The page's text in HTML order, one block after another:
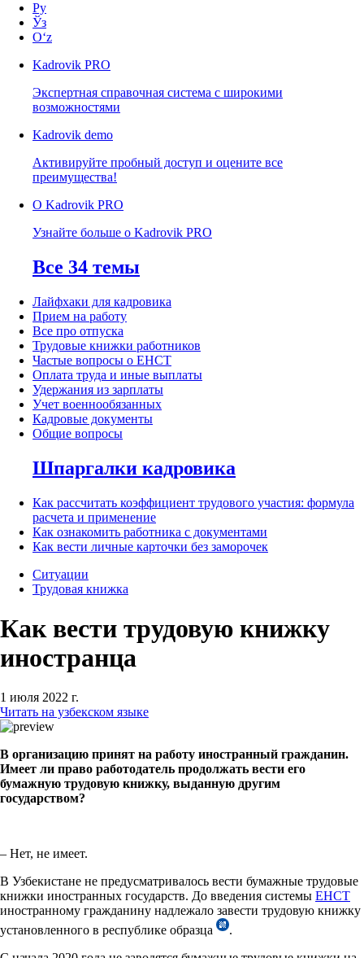
Ру
Ўз
Oʻz
Kadrovik PRO
Экспертная справочная система с широкими
возможностями
Kadrovik demo
Активируйте пробный доступ и оцените все
преимущества!
О Kadrovik PRO
Узнайте больше о Kadrovik PRO
Все 34 темы
Лайфхаки для кадровика
Прием на работу
Все про отпуска
Трудовые книжки работников
Частые вопросы о ЕНСТ
Оплата труда и иные выплаты
Удержания из зарплаты
Учет военнообязанных
Кадровые документы
Общие вопросы
Шпаргалки кадровика
Как рассчитать коэффициент трудового участия: формула
расчета и применение
Как ознакомить работника с документами
Как вести личные карточки без заморочек
Ситуации
Трудовая книжка
Как вести трудовую книжку
иностранца
1 июля 2022 г.
Читать на узбекском языке
В организацию принят на работу иностранный гражданин.
Имеет ли право работодатель продолжать вести его
бумажную трудовую книжку, выданную другим
государством?
– Нет, не имеет.
В Узбекистане не предусматривалось вести бумажные трудовые
книжки иностранных государств. До введения системы ЕНСТ
иностранному гражданину надлежало завести трудовую книжку
установленного в республике образца
.